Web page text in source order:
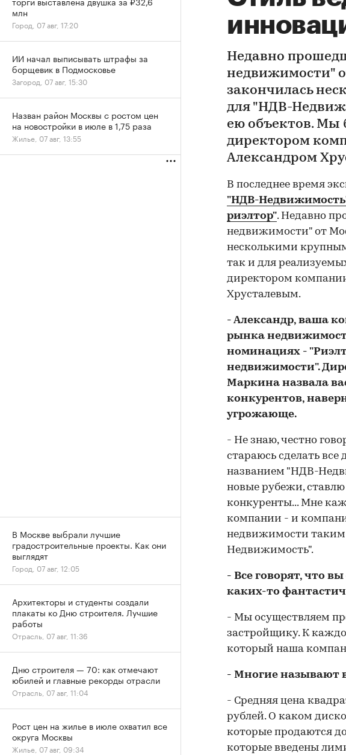
Недавно
недвижимости"
закончилась
для "НДВ-
ею объектов. Мы
директором
Александром
В последнее время
"НДВ-
риэлтор". Недавно
недвижимости" от
несколькими
так и для
директором
Хрусталевым.
- Александр, ваша
рынка
номинациях -
недвижимости".
Маркина назвала
конкурентов,
угрожающе.
- Не знаю, честно
стараюсь сделать
названием "НДВ-
новые рубежи, ставлю
конкуренты... Мне
компании - и
недвижимости таким
Недвижимость".
- Все говорят, что
каких-то
- Мы осуществляем
застройщику. К
который наша
- Многие называют
- Средняя цена
рублей. О каком
которые продаются
которые введены
млн
Город, 07 авг, 17:20
ИИ начал выписывать штрафы за
борщевик в Подмосковье
Загород, 07 авг, 15:30
Назван район Москвы с ростом цен
на новостройки в июле в 1,75 раза
Жилье, 07 авг, 13:55
В Москве выбрали лучшие
градостроительные проекты. Как они
выглядят
Город, 07 авг, 12:05
Архитекторы и студенты создали
плакаты ко Дню строителя. Лучшие
работы
Отрасль, 07 авг, 11:36
Дню строителя — 70: как отмечают
юбилей и главные рекорды отрасли
Отрасль, 07 авг, 11:04
Рост цен на жилье в июле охватил все
округа Москвы
Жилье, 07 авг, 09:34